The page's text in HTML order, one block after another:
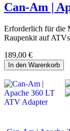
Can-Am |
Erforderlich für die
Raupenkit auf
189,00 €
In den Warenkorb